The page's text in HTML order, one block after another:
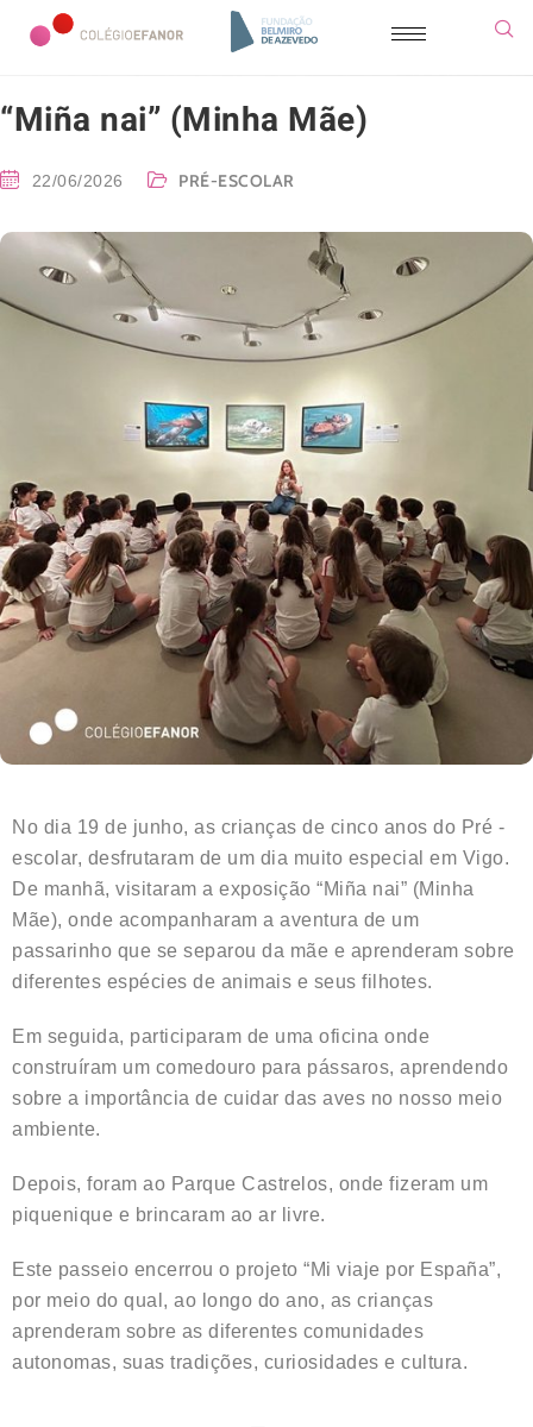
“Miña nai” (Minha Mãe)
22/06/2026 PRÉ-ESCOLAR
No dia 19 de junho, as crianças de cinco anos do Pré -
escolar, desfrutaram de um dia muito especial em Vigo.
De manhã, visitaram a exposição “Miña nai” (Minha
Mãe), onde acompanharam a aventura de um
passarinho que se separou da mãe e aprenderam sobre
diferentes espécies de animais e seus filhotes.
Em seguida, participaram de uma oficina onde
construíram um comedouro para pássaros, aprendendo
sobre a importância de cuidar das aves no nosso meio
ambiente.
Depois, foram ao Parque Castrelos, onde fizeram um
piquenique e brincaram ao ar livre.
Este passeio encerrou o projeto “Mi viaje por España”,
por meio do qual, ao longo do ano, as crianças
aprenderam sobre as diferentes comunidades
autonomas, suas tradições, curiosidades e cultura.